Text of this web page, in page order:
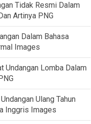
Tidak Resmi Dalam
Artinya PNG
Dalam Bahasa
Images
Undangan Lomba Dalam
Ulang Tahun
Inggris Images